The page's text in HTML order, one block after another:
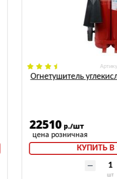
Огнетушитель
22510 р./шт
КУПИТЬ В
шт